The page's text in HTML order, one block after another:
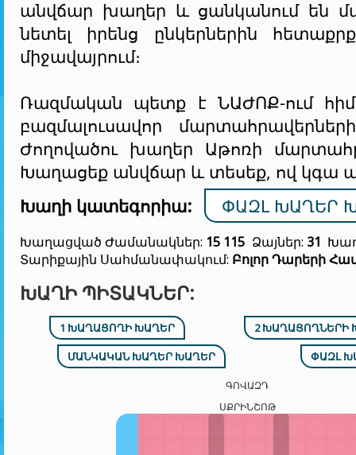
անվճար խաղեր և ցանկանում են
նետել իրենց ընկերներին
միջավայրում։
Ռազմական պետք է ՆԱԺՈՔ-ում
բազմալուսավոր
Ժողովածու խաղեր Աթոռի
Խաղացեք անվճար և տեսեք, ով կգա
Խաղի կատեգորիա:
ՓԱԶԼ ԽԱՂԵՐ
Խաղացված Ժամանակներ: 15 115 Ձայներ: 31
Տարիքային Սահմանափակում: Բոլոր Դարերի
ԽԱՂԻ ՊԻՏԱԿՆԵՐ:
1 ԽԱՂԱՑՈՂԻ ԽԱՂԵՐ
2 ԽԱՂԱՑՈՂՆԵՐԻ
ՄԱՆԿԱԿԱՆ ԽԱՂԵՐ ԽԱՂԵՐ
ՓԱԶԼ
ԳՈՎԱԶԴ
ՍՔՐԻՆՇՈԹ